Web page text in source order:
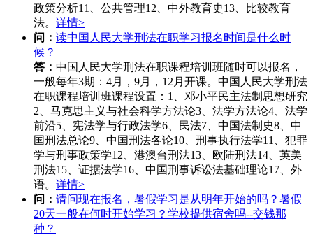
政策分析11、公共管理12、中外教育史13、比较教育
法。 详情>
问： 读中国人民大学刑法在职学习报名时间是什么时
候？
答： 中国人民大学刑法在职课程培训班随时可以报名，
一般每年3期：4月，9月，12月开课。中国人民大学刑法
在职课程培训班课程设置：1、邓小平民主法制思想研究
2、马克思主义与社会科学方法论3、法学方法论4、法学
前沿5、宪法学与行政法学6、民法7、中国法制史8、中
国刑法总论9、中国刑法各论10、刑事执行法学11、犯罪
学与刑事政策学12、港澳台刑法13、欧陆刑法14、英美
刑法15、证据法学16、中国刑事诉讼法基础理论17、外
语。 详情>
问： 请问现在报名，暑假学习是从明年开始的吗？暑假
20天一般在何时开始学习？学校提供宿舍吗--交钱那
种？